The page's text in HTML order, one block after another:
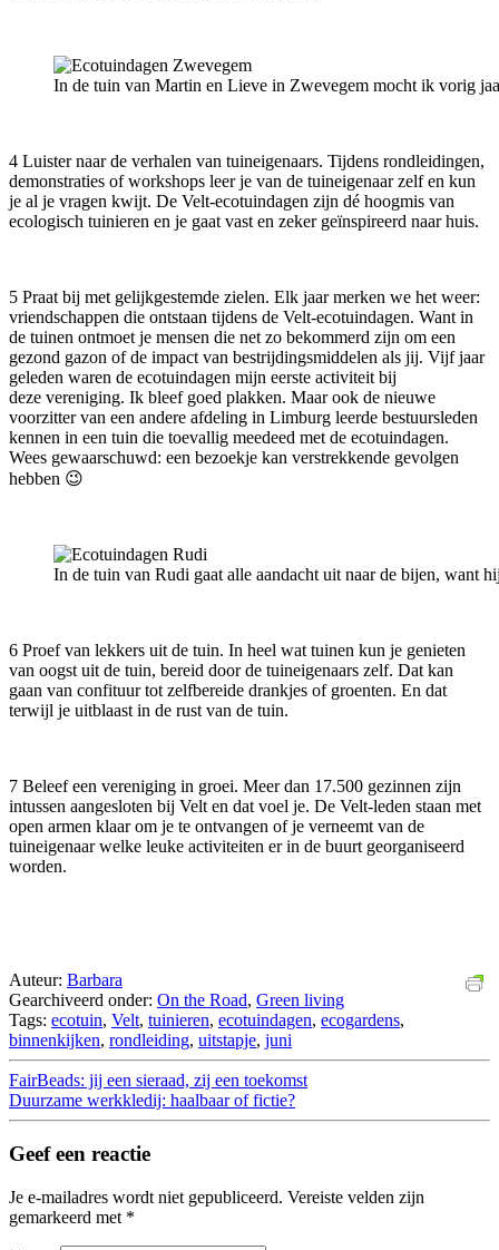
In de tuin van Martin en Lieve in Zwevegem mocht ik vorig
4 Luister naar de verhalen van tuineigenaars. Tijdens rondleidingen,
demonstraties of workshops leer je van de tuineigenaar zelf en kun
je al je vragen kwijt. De Velt-ecotuindagen zijn dé hoogmis van
ecologisch tuinieren en je gaat vast en zeker geïnspireerd naar huis.
5 Praat bij met gelijkgestemde zielen. Elk jaar merken we het weer:
vriendschappen die ontstaan tijdens de Velt-ecotuindagen. Want in
de tuinen ontmoet je mensen die net zo bekommerd zijn om een
gezond gazon of de impact van bestrijdingsmiddelen als jij. Vijf jaar
geleden waren de ecotuindagen mijn eerste activiteit bij
deze vereniging. Ik bleef goed plakken. Maar ook de nieuwe
voorzitter van een andere afdeling in Limburg leerde bestuursleden
kennen in een tuin die toevallig meedeed met de ecotuindagen.
Wees gewaarschuwd: een bezoekje kan verstrekkende gevolgen
hebben 😉
In de tuin van Rudi gaat alle aandacht uit naar de bijen, want
6 Proef van lekkers uit de tuin. In heel wat tuinen kun je genieten
van oogst uit de tuin, bereid door de tuineigenaars zelf. Dat kan
gaan van confituur tot zelfbereide drankjes of groenten. En dat
terwijl je uitblaast in de rust van de tuin.
7 Beleef een vereniging in groei. Meer dan 17.500 gezinnen zijn
intussen aangesloten bij Velt en dat voel je. De Velt-leden staan met
open armen klaar om je te ontvangen of je verneemt van de
tuineigenaar welke leuke activiteiten er in de buurt georganiseerd
worden.
Auteur: Barbara
Gearchiveerd onder: On the Road, Green living
Tags: ecotuin, Velt, tuinieren, ecotuindagen, ecogardens,
binnenkijken, rondleiding, uitstapje, juni
FairBeads: jij een sieraad, zij een toekomst
Duurzame werkkledij: haalbaar of fictie?
Geef een reactie
Je e-mailadres wordt niet gepubliceerd. Vereiste velden zijn
gemarkeerd met *